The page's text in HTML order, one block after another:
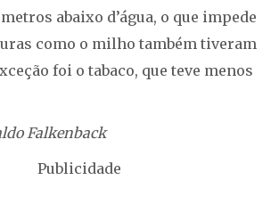
abaixo d’água, o que impede
como o milho também tiveram
foi o tabaco, que teve menos
Falkenback
Publicidade